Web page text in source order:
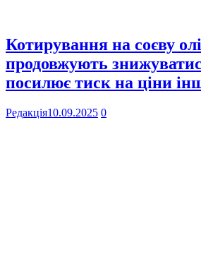
Котирування на соєву
продовжують
посилює тиск на ціни
Редакція10.09.2025 0